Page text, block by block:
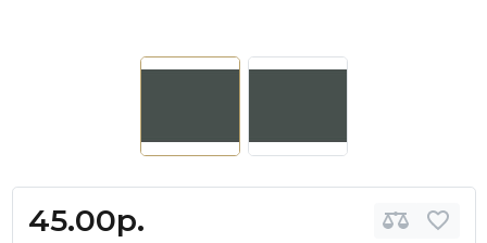
45.00р.